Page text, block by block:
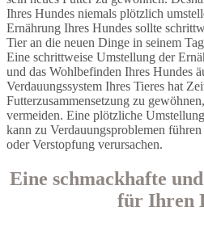
Ihres Hundes niemals plötzlich
Ernährung Ihres Hundes sollte
Tier an die neuen Dinge in seinem
Eine schrittweise Umstellung der
und das Wohlbefinden Ihres Hundes
Verdauungssystem Ihres Tieres hat
Futterzusammensetzung zu
vermeiden. Eine plötzliche
kann zu Verdauungsproblemen
oder Verstopfung verursachen.
Eine schmackhafte
für Ihren